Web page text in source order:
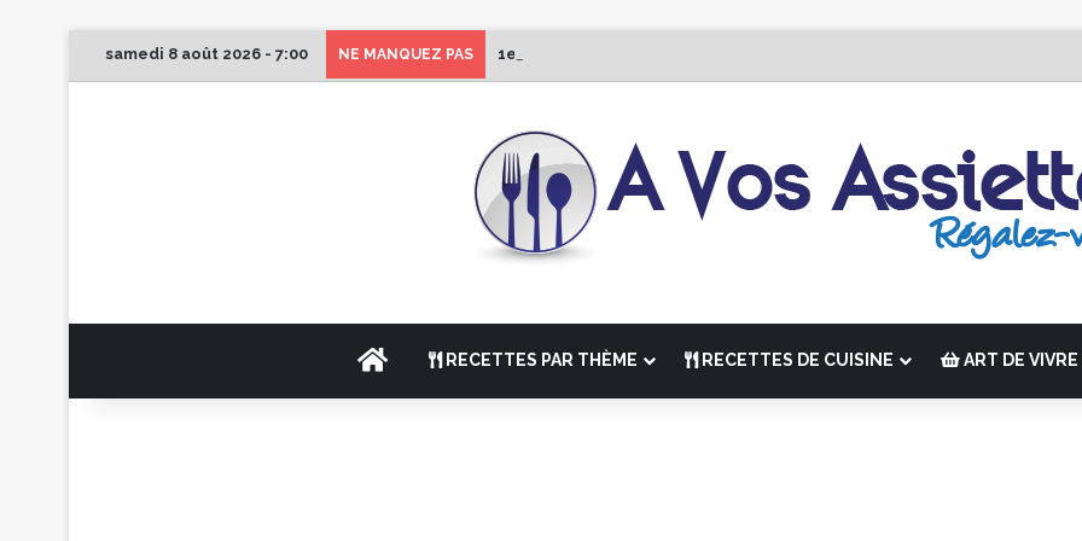
samedi 8 août 2026 - 7:00 NE MANQUEZ PAS 1er Édition de “La Semaine des Chefs” du 19 au 24 octobre 2026
ACCUEILRECETTES PAR THÈME RECETTES DE CUISINE ART DE VIVRE